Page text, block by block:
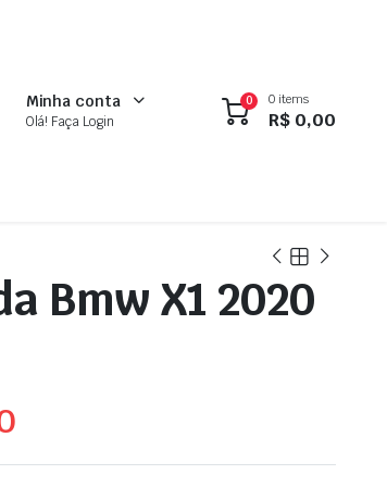
Minha conta
Olá! Faça Login
0 0 items
R$ 0,00
Bmw X1 2020